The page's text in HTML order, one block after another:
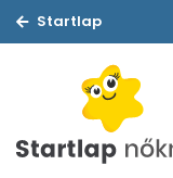
Startlap